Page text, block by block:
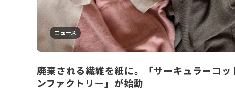
ニュース
廃棄される繊維を紙に。「サーキュラーコッ
ンファクトリー」が始動